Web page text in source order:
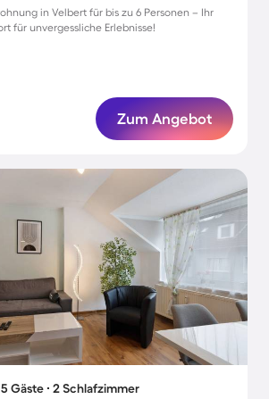
in Velbert für bis zu 6 Personen – Ihr
für unvergessliche Erlebnisse!
Zum Angebot
Gäste ∙ 2 Schlafzimmer